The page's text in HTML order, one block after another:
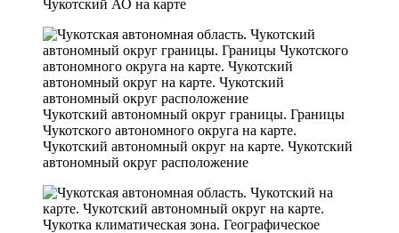
Чукотский АО на карте
Чукотский автономный округ границы. Границы
Чукотского автономного округа на карте.
Чукотский автономный округ на карте. Чукотский
автономный округ расположение